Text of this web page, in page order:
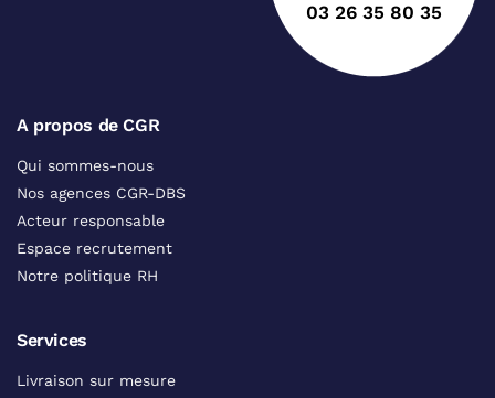
03 26 35 80 35
A propos de CGR
Qui sommes-nous
Nos agences CGR-DBS
Acteur responsable
Espace recrutement
Notre politique RH
Services
Livraison sur mesure